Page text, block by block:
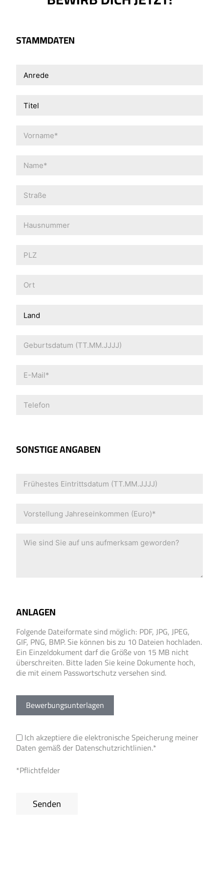
STAMMDATEN
SONSTIGE ANGABEN
ANLAGEN
Folgende Dateiformate sind möglich: PDF, JPG, JPEG,
GIF, PNG, BMP. Sie können bis zu 10 Dateien hochladen.
Ein Einzeldokument darf die Größe von 15 MB nicht
überschreiten. Bitte laden Sie keine Dokumente hoch,
die mit einem Passwortschutz versehen sind.
Bewerbungsunterlagen
Ich akzeptiere die elektronische Speicherung meiner
Daten gemäß derDatenschutzrichtlinien.*
*Pflichtfelder
Senden